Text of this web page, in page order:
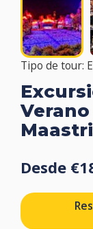
Tipo de tour:
Desde